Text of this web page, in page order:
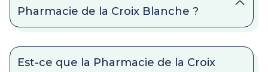
Pharmacie de la Croix Blanche ?
Est-ce que la Pharmacie de la Croix